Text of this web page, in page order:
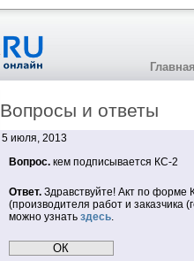
Вопросы и ответы
5 июля, 2013
Вопрос. кем подписывается КС-2
Ответ. Здравствуйте! Акт по
(производителя работ и
можно узнать здесь.